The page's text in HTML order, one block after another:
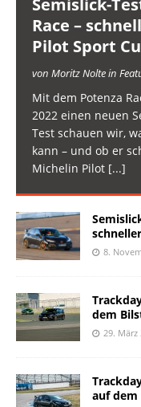
Semislick-
Race –
Pilot Sport
von Moritz Nolte in
Mit dem Potenza
2022 einen neuen
Test schauen wir,
kann – und ob er
Michelin Pilot [...]
8.
dem
29. März
auf